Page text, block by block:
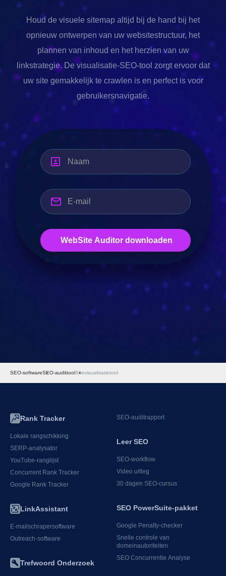
Houd de visuele sitemap altijd bij de hand bij het
opnieuw ontwerpen van uw websitestructuur, het
plannen van inhoud en het herzien van uw
linkstrategie. De visualisatie-SEO-tool zorgt ervoor dat
uw site gemakkelijk te crawlen is en perfect is voor
gebruikersnavigatie.
SEO-softwareSEO-audittoolSitevisualisatietool
Rank Tracker
Lokale rangschikking
SERP-analysator
YouTube-ranglijst
Concurrent Rank Tracker
Google Rank Tracker
LinkAssistant
E-mailschrapersoftware
Outreach-software
Trefwoord Onderzoek
SEO-auditrapport
Leer SEO
SEO-workflow
Video uitleg
30 dagen SEO-cursus
SEO PowerSuite-pakket
Google Penalty-checker
Snelle controle van
domeinautoriteiten
SEO Concurrentie Analyse